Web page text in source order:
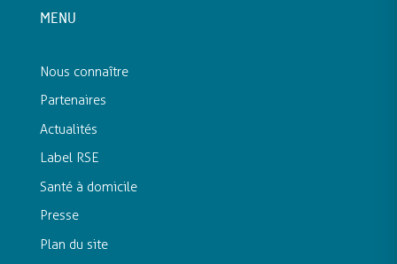
MENU
Nous connaître
Partenaires
Actualités
Label RSE
Santé à domicile
Presse
Plan du site